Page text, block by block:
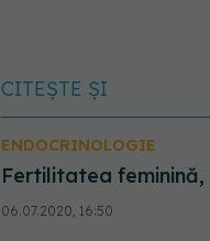
CITEȘTE ȘI
ENDOCRINOLOGIE
Fertilitatea
06.07.2020, 16:50